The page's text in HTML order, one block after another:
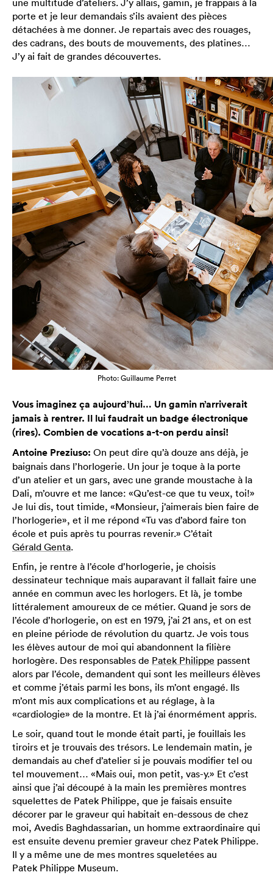
porte et je leur demandais s’ils avaient des pièces
détachées à me donner. Je repartais avec des rouages,
des cadrans, des bouts de mouvements, des platines…
J’y ai fait de grandes découvertes.
Photo: Guillaume Perret
Vous imaginez ça aujourd’hui… Un gamin n’arriverait
jamais à rentrer. Il lui faudrait un badge électronique
(rires). Combien de vocations a-t-on perdu ainsi!
Antoine Preziuso: On peut dire qu’à douze ans déjà, je
baignais dans l’horlogerie. Un jour je toque à la porte
d’un atelier et un gars, avec une grande moustache à la
Dali, m’ouvre et me lance: «Qu’est-ce que tu veux, toi!»
Je lui dis, tout timide, «Monsieur, j’aimerais bien faire de
l’horlogerie», et il me répond «Tu vas d’abord faire ton
école et puis après tu pourras revenir.» C’était
Gérald Genta.
Enfin, je rentre à l’école d’horlogerie, je choisis
dessinateur technique mais auparavant il fallait faire une
année en commun avec les horlogers. Et là, je tombe
littéralement amoureux de ce métier. Quand je sors de
l’école d’horlogerie, on est en 1979, j’ai 21 ans, et on est
en pleine période de révolution du quartz. Je vois tous
les élèves autour de moi qui abandonnent la filière
horlogère. Des responsables de Patek Philippe passent
alors par l’école, demandent qui sont les meilleurs élèves
et comme j’étais parmi les bons, ils m’ont engagé. Ils
m’ont mis aux complications et au réglage, à la
«cardiologie» de la montre. Et là j’ai énormément appris.
Le soir, quand tout le monde était parti, je fouillais les
tiroirs et je trouvais des trésors. Le lendemain matin, je
demandais au chef d’atelier si je pouvais modifier tel ou
tel mouvement… «Mais oui, mon petit, vas-y.» Et c’est
ainsi que j’ai découpé à la main les premières montres
squelettes de Patek Philippe, que je faisais ensuite
décorer par le graveur qui habitait en-dessous de chez
moi, Avedis Baghdassarian, un homme extraordinaire qui
est ensuite devenu premier graveur chez Patek Philippe.
Il y a même une de mes montres squeletées au
Patek Philippe Museum.